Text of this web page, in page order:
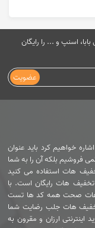
اسنپ و ... را رایگان
عضویت
خواهیم کرد باید عنوان
فروشیم بلکه آن را به شما
هات استفاده می کنید
هات رایگان است. با
هات صحت همه کد ها تست
هات جلب رضایت شما
ارزان و مقرون به